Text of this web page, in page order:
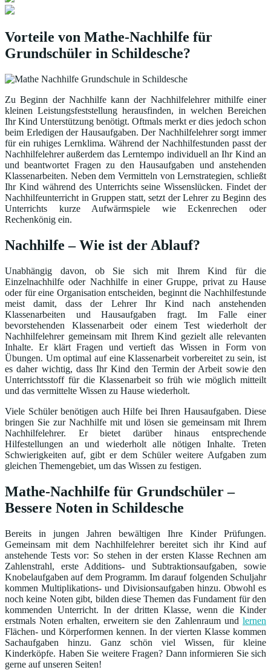
Vorteile von Mathe-Nachhilfe für
Grundschüler in Schildesche?
Zu Beginn der Nachhilfe kann der Nachhilfelehrer mithilfe einer
kleinen Leistungsfeststellung herausfinden, in welchen Bereichen
Ihr Kind Unterstützung benötigt. Oftmals merkt er dies jedoch schon
beim Erledigen der Hausaufgaben. Der Nachhilfelehrer sorgt immer
für ein ruhiges Lernklima. Während der Nachhilfestunden passt der
Nachhilfelehrer außerdem das Lerntempo individuell an Ihr Kind an
und beantwortet Fragen zu den Hausaufgaben und anstehenden
Klassenarbeiten. Neben dem Vermitteln von Lernstrategien, schließt
Ihr Kind während des Unterrichts seine Wissenslücken. Findet der
Nachhilfeunterricht in Gruppen statt, setzt der Lehrer zu Beginn des
Unterrichts kurze Aufwärmspiele wie Eckenrechen oder
Rechenkönig ein.
Nachhilfe – Wie ist der Ablauf?
Unabhängig davon, ob Sie sich mit Ihrem Kind für die
Einzelnachhilfe oder Nachhilfe in einer Gruppe, privat zu Hause
oder für eine Organisation entscheiden, beginnt die Nachhilfestunde
meist damit, dass der Lehrer Ihr Kind nach anstehenden
Klassenarbeiten und Hausaufgaben fragt. Im Falle einer
bevorstehenden Klassenarbeit oder einem Test wiederholt der
Nachhilfelehrer gemeinsam mit Ihrem Kind gezielt alle relevanten
Inhalte. Er klärt Fragen und vertieft das Wissen in Form von
Übungen. Um optimal auf eine Klassenarbeit vorbereitet zu sein, ist
es daher wichtig, dass Ihr Kind den Termin der Arbeit sowie den
Unterrichtsstoff für die Klassenarbeit so früh wie möglich mitteilt
und das vermittelte Wissen zu Hause wiederholt.
Viele Schüler benötigen auch Hilfe bei Ihren Hausaufgaben. Diese
bringen Sie zur Nachhilfe mit und lösen sie gemeinsam mit Ihrem
Nachhilfelehrer. Er bietet darüber hinaus entsprechende
Hilfestellungen an und wiederholt alle nötigen Inhalte. Treten
Schwierigkeiten auf, gibt er dem Schüler weitere Aufgaben zum
gleichen Themengebiet, um das Wissen zu festigen.
Mathe-Nachhilfe für Grundschüler –
Bessere Noten in Schildesche
Bereits in jungen Jahren bewältigen Ihre Kinder Prüfungen.
Gemeinsam mit dem Nachhilfelehrer bereitet sich ihr Kind auf
anstehende Tests vor: So stehen in der ersten Klasse Rechnen am
Zahlenstrahl, erste Additions- und Subtraktionsaufgaben, sowie
Knobelaufgaben auf dem Programm. Im darauf folgenden Schuljahr
kommen Multiplikations- und Divisionsaufgaben hinzu. Obwohl es
noch keine Noten gibt, bilden diese Themen das Fundament für den
kommenden Unterricht. In der dritten Klasse, wenn die Kinder
erstmals Noten erhalten, erweitern sie den Zahlenraum und lernen
Flächen- und Körperformen kennen. In der vierten Klasse kommen
Sachaufgaben hinzu. Ganz schön viel Wissen, für kleine
Kinderköpfe. Haben Sie weitere Fragen? Dann informieren Sie sich
gerne auf unseren Seiten!